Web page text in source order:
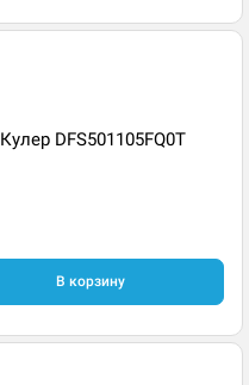
Кулер DFS501105FQ0T
В корзину